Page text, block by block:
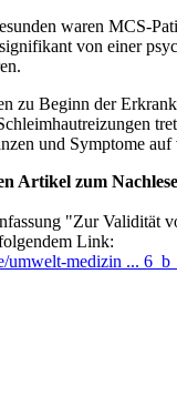
waren MCS-
von einer
zu Beginn der
und Symptome
Artikel zum
"Zur Validität
Link:
umwelt-medizin ...